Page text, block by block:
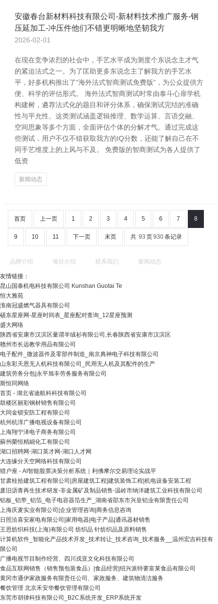
安徽春台新材料科技有限公司-新材料技术推广服务-钢
压延加工-冲压件他们不错更明晰地坚韧我方
2026-02-01
在现在竞争浓烈的社会中，手艺水平成为测度个东说念主才气
的紧迫法式之一。为了匡助更多东说念主了解我方的手艺水
平，好多机构推出了“海外法式智商测试免费版”，为公众提供方
便、科学的评估形式。 海外法式智商测试时常由泰斗心扉学机
构建树，遴荐法式化的题目和评分体系，确保测试完结的准确
性与平允性。这类测试涵盖逻辑推理、数学运算、言语交融、
空间思象等多个方面，全面评估个体的分解才气。通过完成这
些测试，用户不仅不错获取我方的IQ分数，还能了解自己在不
同手艺维度上的上风与不及。 免费版的智商测试为各人提供了
低资
新闻动态
首页 上一页 1 2 3 4 5 6 7 8
9 10 11 下一页 末页 共 93 页930条记录
品牌介绍 项目介绍 联系我们 新闻动态
友情链接：
昆山国泰机电科技有限公司 Kunshan Guotai Te
恒大雅苑
淮南冠盛燃气器具有限公司
硕东星座网-星座时间表_星座配对查询_12星座预测
盛大网络
陕西省安康市汉滨区量谓羊绒衫有限公司,长春陕西省安康市汉滨区
赣州市长远教学用品有限公司
电子配件_微波器件及零部件制造_南京典神电子科技有限公司
山东彩天恩无人机科技有限公司_民用无人机及其配件的生产
建筑劳务分包|永平旭丰劳务服务有限公司
斯恒同网络
首页 - 湖北省迪航科科技有限公司
鼓楼区丽彩钢材销售有限公司
大同金锁安防工程有限公司
杭州杭淳广播电视设备有限公司
上海翔宁泽电子商务有限公司
蘇州榮恒精細化工有限公司
湖口招聘网-湖口英才网-湖口人才网
大连缘分天空网络科技有限公司
猎户座 - AI智能股票决策分析系统｜利佛摩尔交易理论实战平
甘肃桂拾建筑工程有限公司|房屋建筑工程|建筑装饰工程|机电设备安装工程
废旧沥青再生技术研发-非金属矿及制品销售-温岭市纳洋建筑工业科技有限公司
铝板_铝带_铝箔_电子电容器箔生产_湖南省邵东市兴皇铝业有限责任公司
上海庆麦实业有限公司|企业管理咨询|商务信息咨询
日照洽喜安家电有限公司|家用电器|电子产品|通讯器材销售
王思纺织科技(上海)有限公司 纺织品 针纺织品及原料销售
计算机软件_智能化产品技术开发_技术转让_技术咨询_技术服务__温州宏吉科技有
限公司
广播电视节目制作经营、四川戎亚文化科技有限公司
食品互联网销售（销售预包装食品）|食品经营|绍兴派特要富莱食品有限公司
黄冈市通伊家政服务有限责任公司、家政服务、建筑物清洁服务
餐饮管理 北京禾安华餐饮管理有限公司
东莞市胡律科技有限公司_B2C系统开发_ERP系统开发